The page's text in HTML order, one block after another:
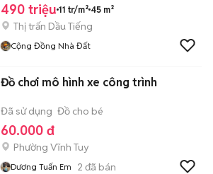
490 triệu 11 tr/m² 45 m²
Thị trấn Dầu Tiếng
Cộng Đồng Nhà Đất
Đồ chơi mô hình xe công trình
Đã sử dụng Đồ cho bé
60.000 đ
Phường Vĩnh Tuy
Dương Tuấn Em 2 đã bán